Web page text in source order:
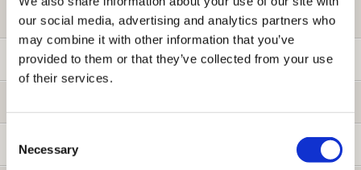
our social media, advertising and analytics partners who
may combine it with other information that you’ve
provided to them or that they’ve collected from your use
of their services.
Selection
Necessary
初めての方へ
ご利用ガイド
お問い合わせ